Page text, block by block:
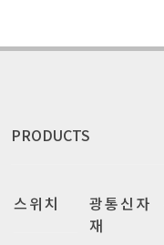
PRODUCTS
스위치
광통신자
재